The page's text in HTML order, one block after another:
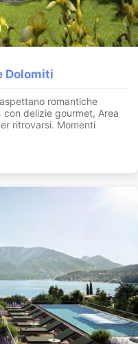
Dolomiti
romantiche
delizie gourmet, Area
ritrovarsi. Momenti